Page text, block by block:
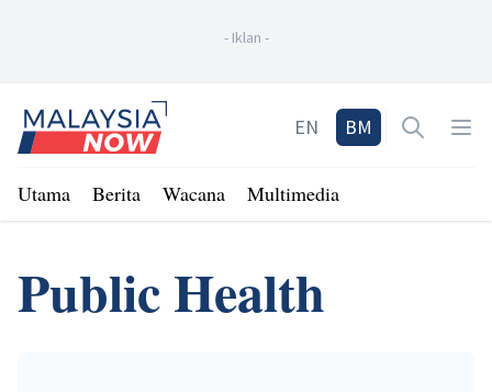
- Iklan -
Home
EN BM Open
Utama Berita Wacana Multimedia
Public Health